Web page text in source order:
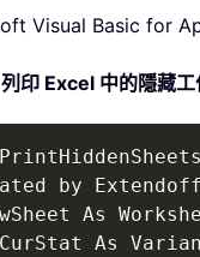
Visual Basic for
印 Excel 中的隱藏工
by
As
CurStat As